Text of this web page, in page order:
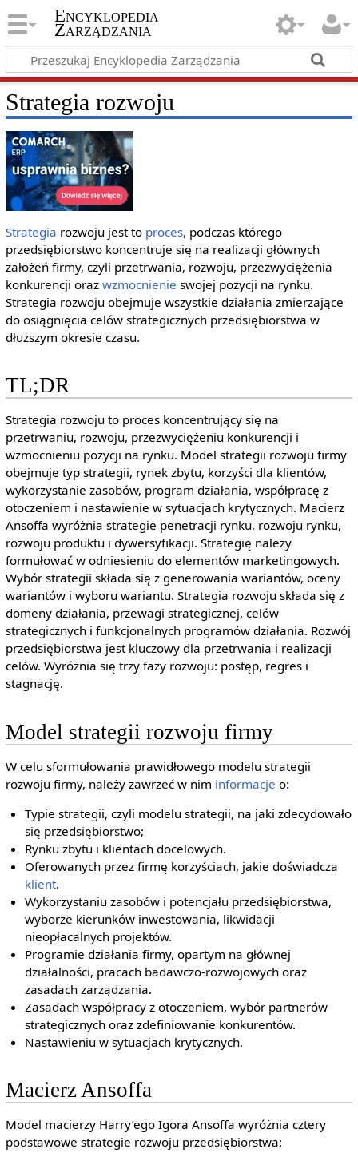
Encyklopedia
Zarządzania
Strategia rozwoju
Strategia rozwoju jest to proces, podczas którego
przedsiębiorstwo koncentruje się na realizacji głównych
założeń firmy, czyli przetrwania, rozwoju, przezwyciężenia
konkurencji oraz wzmocnienie swojej pozycji na rynku.
Strategia rozwoju obejmuje wszystkie działania zmierzające
do osiągnięcia celów strategicznych przedsiębiorstwa w
dłuższym okresie czasu.
TL;DR
Strategia rozwoju to proces koncentrujący się na
przetrwaniu, rozwoju, przezwyciężeniu konkurencji i
wzmocnieniu pozycji na rynku. Model strategii rozwoju firmy
obejmuje typ strategii, rynek zbytu, korzyści dla klientów,
wykorzystanie zasobów, program działania, współpracę z
otoczeniem i nastawienie w sytuacjach krytycznych. Macierz
Ansoffa wyróżnia strategie penetracji rynku, rozwoju rynku,
rozwoju produktu i dywersyfikacji. Strategię należy
formułować w odniesieniu do elementów marketingowych.
Wybór strategii składa się z generowania wariantów, oceny
wariantów i wyboru wariantu. Strategia rozwoju składa się z
domeny działania, przewagi strategicznej, celów
strategicznych i funkcjonalnych programów działania. Rozwój
przedsiębiorstwa jest kluczowy dla przetrwania i realizacji
celów. Wyróżnia się trzy fazy rozwoju: postęp, regres i
stagnację.
Model strategii rozwoju firmy
W celu sformułowania prawidłowego modelu strategii
rozwoju firmy, należy zawrzeć w nim informacje o:
Typie strategii, czyli modelu strategii, na jaki zdecydowało
się przedsiębiorstwo;
Rynku zbytu i klientach docelowych.
Oferowanych przez firmę korzyściach, jakie doświadcza
klient.
Wykorzystaniu zasobów i potencjału przedsiębiorstwa,
wyborze kierunków inwestowania, likwidacji
nieopłacalnych projektów.
Programie działania firmy, opartym na głównej
działalności, pracach badawczo-rozwojowych oraz
zasadach zarządzania.
Zasadach współpracy z otoczeniem, wybór partnerów
strategicznych oraz zdefiniowanie konkurentów.
Nastawieniu w sytuacjach krytycznych.
Macierz Ansoffa
Model macierzy Harry’ego Igora Ansoffa wyróżnia cztery
podstawowe strategie rozwoju przedsiębiorstwa: